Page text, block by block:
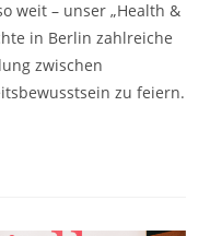
weit – unser „Health &
in Berlin zahlreiche
zwischen
zu feiern.